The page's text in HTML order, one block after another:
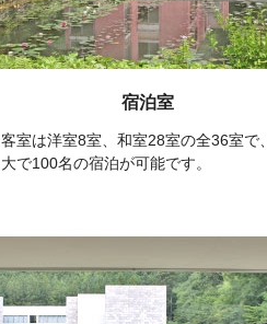
宿泊室
客室は洋室8室、和室28室の全36室で
大で100名の宿泊が可能です。